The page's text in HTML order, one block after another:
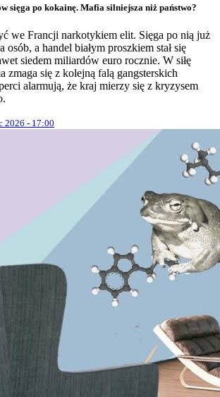
sięga po kokainę. Mafia silniejsza niż państwo?
we Francji narkotykiem elit. Sięga po nią już
osób, a handel białym proszkiem stał się
siedem miliardów euro rocznie. W siłę
zmaga się z kolejną falą gangsterskich
alarmują, że kraj mierzy się z kryzysem
2026 - 17:00